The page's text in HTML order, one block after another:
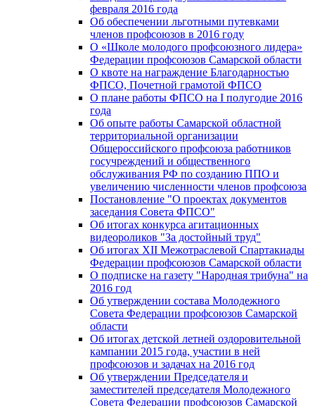
февраля 2016 года
Об обеспечении льготными путевками
членов профсоюзов в 2016 году
О «Школе молодого профсоюзного лидера»
Федерации профсоюзов Самарской области
О квоте на награждение Благодарностью
ФПСО, Почетной грамотой ФПСО
О плане работы ФПСО на I полугодие 2016
года
Об опыте работы Самарской областной
территориальной организации
Общероссийского профсоюза работников
госучреждений и общественного
обслуживания РФ по созданию ППО и
увеличению численности членов профсоюза
Постановление "О проектах документов
заседания Совета ФПСО"
Об итогах конкурса агитационных
видеороликов "За достойный труд"
Об итогах XII Межотраслевой Спартакиады
Федерации профсоюзов Самарской области
О подписке на газету "Народная трибуна" на
2016 год
Об утверждении состава Молодежного
Совета Федерации профсоюзов Самарской
области
Об итогах детской летней оздоровительной
кампании 2015 года, участии в ней
профсоюзов и задачах на 2016 год
Об утверждении Председателя и
заместителей председателя Молодежного
Совета Федерации профсоюзов Самарской